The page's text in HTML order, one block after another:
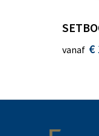
vanaf €